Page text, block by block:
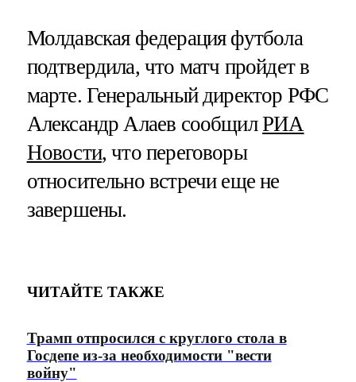
Молдавская федерация футбола
подтвердила, что матч пройдет в
марте. Генеральный директор РФС
Александр Алаев сообщилРИА
Новости, что переговоры
относительно встречи еще не
завершены.
ЧИТАЙТЕ ТАКЖЕ
Трамп отпросился с круглого стола в
Госдепе из-за необходимости "вести
войну"